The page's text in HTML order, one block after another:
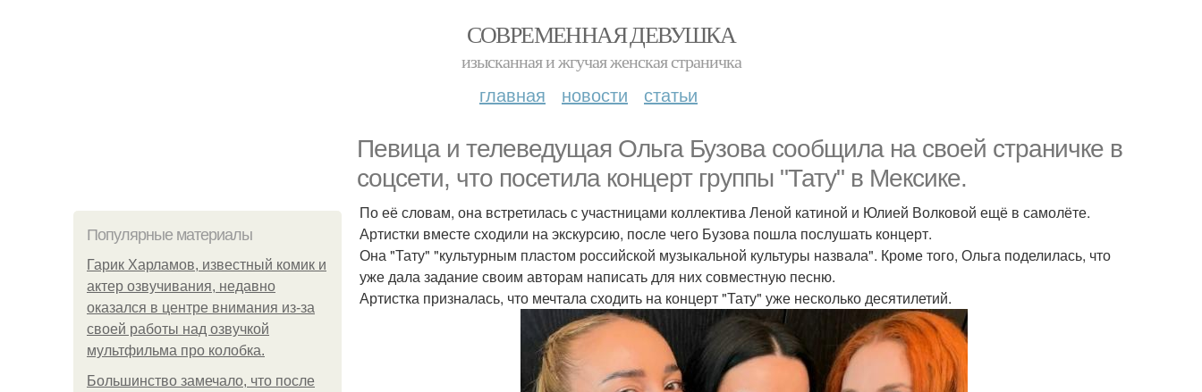
СОВРЕМЕННАЯ ДЕВУШКА
изысканная и жгучая женская страничка
главная новости статьи
Певица и телеведущая Ольга Бузова сообщила на своей страничке в
соцсети, что посетила концерт группы "Тату" в Мексике.
Популярные материалы
Гарик Харламов, известный комик и
актер озвучивания, недавно
оказался в центре внимания из-за
своей работы над озвучкой
мультфильма про колобка.
Большинство замечало, что после
По её словам, она встретилась с участницами коллектива Леной катиной и Юлией Волковой ещё в самолёте.
Артистки вместе сходили на экскурсию, после чего Бузова пошла послушать концерт.
Она "Тату" "культурным пластом российской музыкальной культуры назвала". Кроме того, Ольга поделилась, что
уже дала задание своим авторам написать для них совместную песню.
Артистка призналась, что мечтала сходить на концерт "Тату" уже несколько десятилетий.